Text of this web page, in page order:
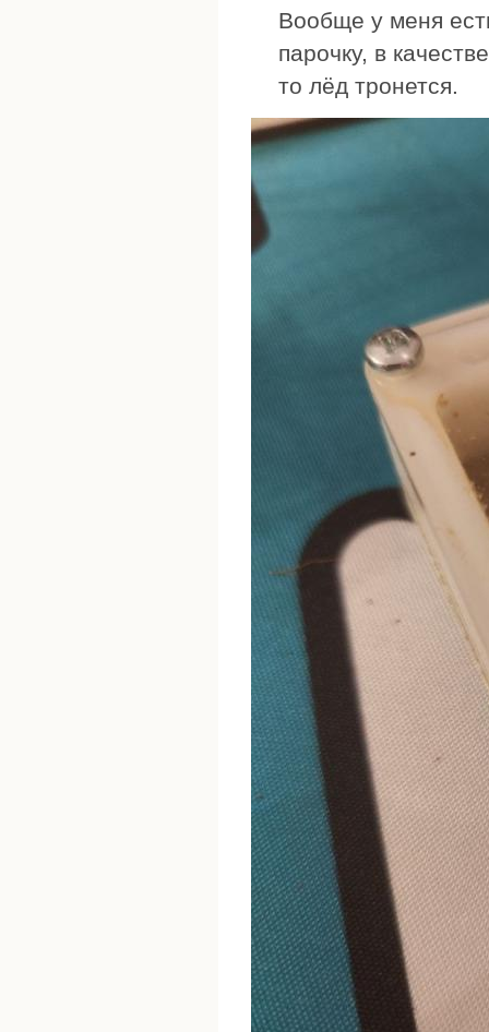
Вообще у меня
парочку, в
то лёд тронется.